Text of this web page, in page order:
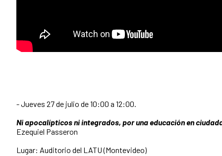
- Jueves 27 de julio de 10:00 a 12:00.
Ni apocalípticos ni integrados, por una educación en
Ezequiel Passeron
Lugar: Auditorio del LATU (Montevideo)